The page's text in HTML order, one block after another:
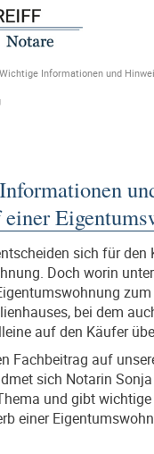
Wichtige Informationen und
sich für den
Doch worin
bei dem
auf den Käufer
Fachbeitrag auf
sich Notarin
und gibt
einer